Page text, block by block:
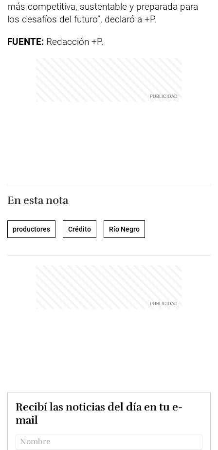
más competitiva, sustentable y preparada para
los desafíos del futuro”, declaró a +P.
FUENTE: Redacción +P.
En esta nota
productores Crédito Río Negro
Recibí las noticias del día en tu e-
mail